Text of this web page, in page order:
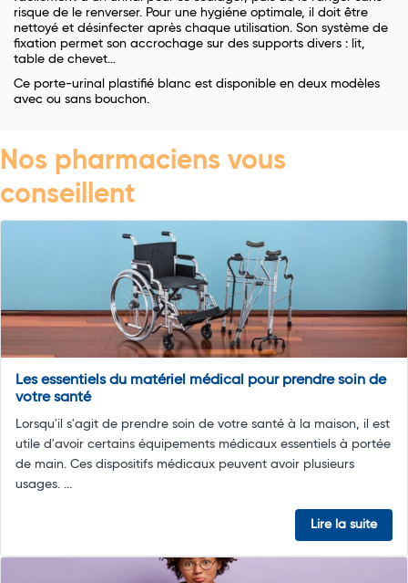
risque de le renverser. Pour une hygiéne optimale, il doit être
nettoyé et désinfecter après chaque utilisation. Son système de
fixation permet son accrochage sur des supports divers : lit,
table de chevet…
Ce porte-urinal plastifié blanc est disponible en deux modèles
avec ou sans bouchon.
Nos pharmaciens vous
conseillent
Les essentiels du matériel médical pour prendre soin de
votre santé
Lorsqu'il s'agit de prendre soin de votre santé à la maison, il est
utile d'avoir certains équipements médicaux essentiels à portée
de main. Ces dispositifs médicaux peuvent avoir plusieurs
usages. ...
Lire la suite